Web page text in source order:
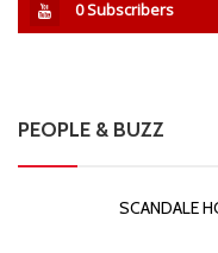
0Subscribers
PEOPLE & BUZZ
SCANDALE